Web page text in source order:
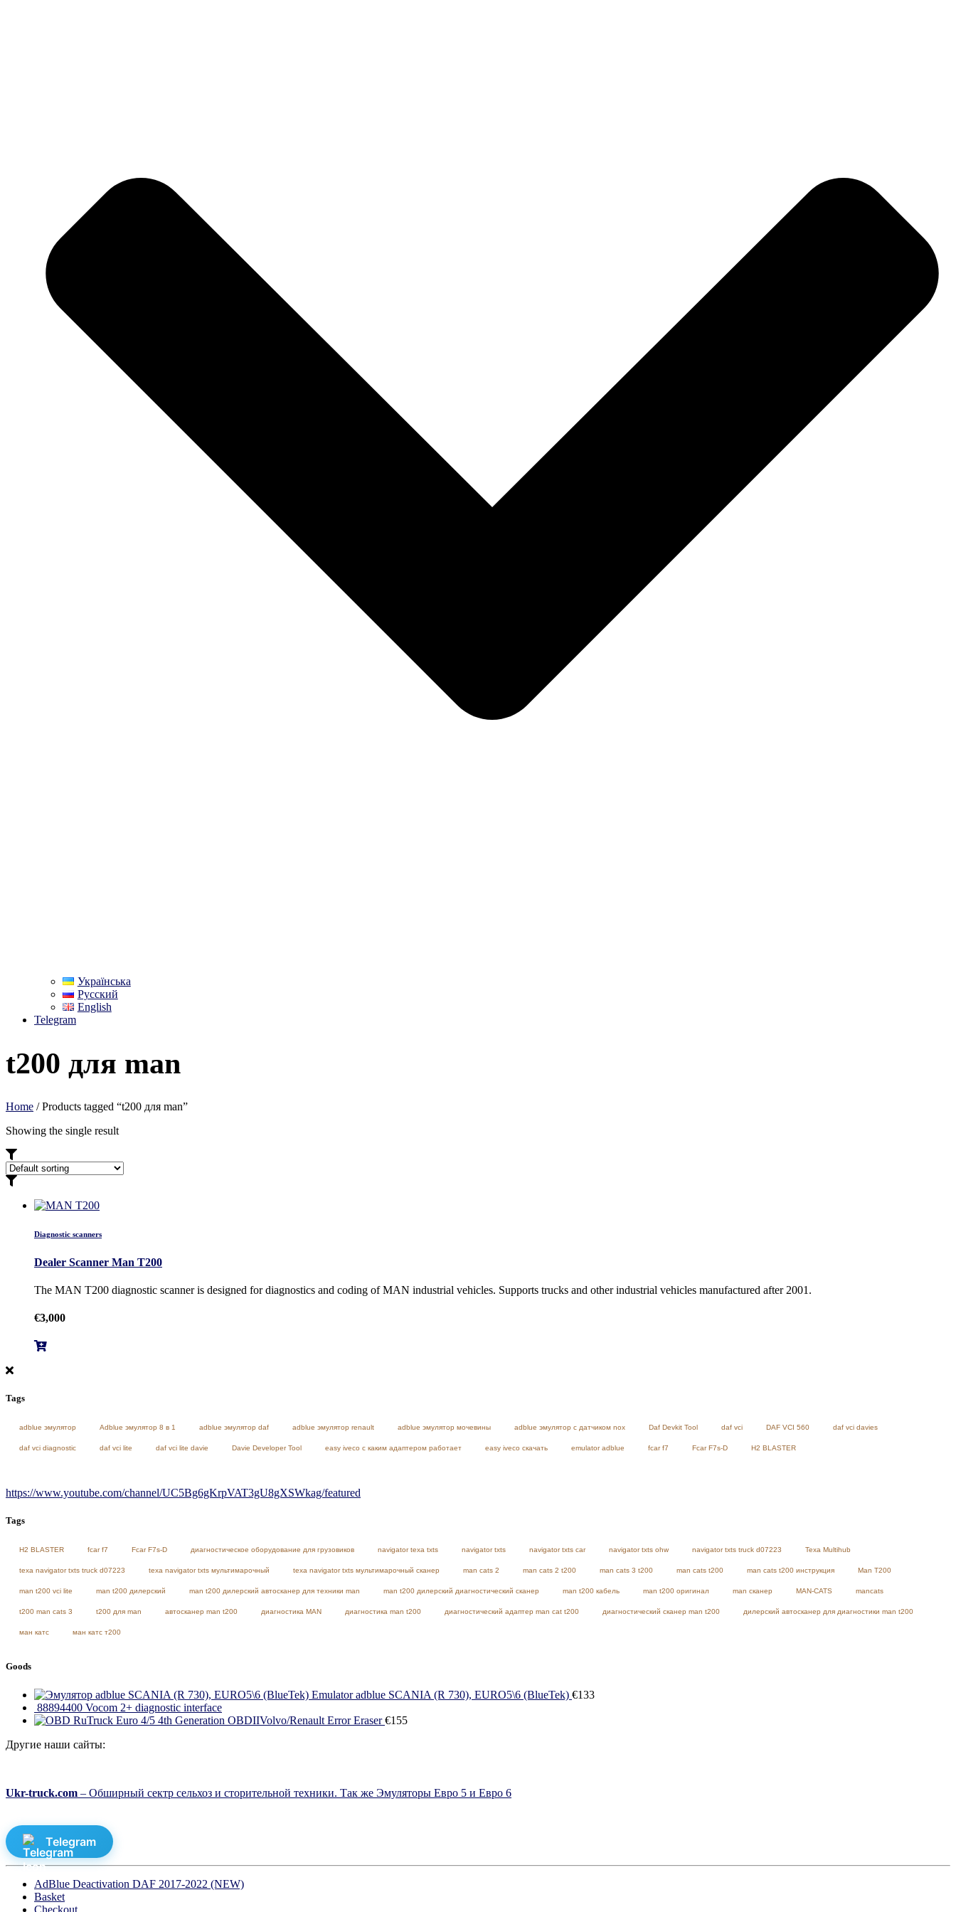
Українська
Русский
English
Telegram
t200 для man
Home / Products tagged “t200 для man”
Showing the single result
Diagnostic scanners
Dealer Scanner Man T200
The MAN T200 diagnostic scanner is designed for diagnostics and coding of MAN industrial vehicles. Supports trucks and other industrial vehicles manufactured after 2001.
€3,000
Tags
adblue эмулятор Adblue эмулятор 8 в 1 adblue эмулятор daf adblue эмулятор renault adblue эмулятор мочевины adblue эмулятор с датчиком nox Daf Devkit Tool daf vci DAF VCI 560 daf vci davies
daf vci diagnostic daf vci lite daf vci lite davie Davie Developer Tool easy iveco с каким адаптером работает easy iveco скачать emulator adblue fcar f7 Fcar F7s-D H2 BLASTER
https://www.youtube.com/channel/UC5Bg6gKrpVAT3gU8gXSWkag/featured
Tags
H2 BLASTER fcar f7 Fcar F7s-D диагностическое оборудование для грузовиков navigator texa txts navigator txts navigator txts car navigator txts ohw navigator txts truck d07223 Texa Multihub
texa navigator txts truck d07223 texa navigator txts мультимарочный texa navigator txts мультимарочный сканер man cats 2 man cats 2 t200 man cats 3 t200 man cats t200 man cats t200 инструкция Man T200
man t200 vci lite man t200 дилерский man t200 дилерский автосканер для техники man man t200 дилерский диагностический сканер man t200 кабель man t200 оригинал man сканер MAN-CATS mancats
t200 man cats 3 t200 для man автосканер man t200 диагностика MAN диагностика man t200 диагностический адаптер man cat t200 диагностический сканер man t200 дилерский автосканер для диагностики man t200
ман катс ман катс т200
Goods
Emulator adblue SCANIA (R 730), EURO5\6 (BlueTek) €133
88894400 Vocom 2+ diagnostic interface
4th Generation OBDIIVolvo/Renault Error Eraser €155
Другие наши сайты:
Ukr-truck.com – Обширный сектр сельхоз и сторительной техники. Так же Эмуляторы Евро 5 и Евро 6
Telegram
AdBlue Deactivation DAF 2017-2022 (NEW)
Basket
Checkout